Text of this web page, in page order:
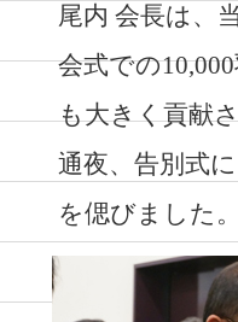
尾内 会長は、
会式での
も大きく貢献
通夜、告別式
を偲びました